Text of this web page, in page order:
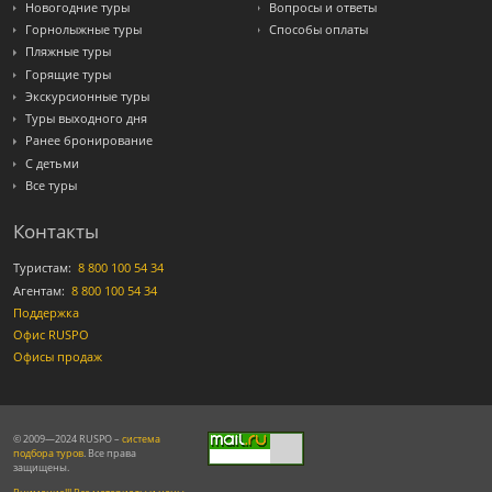
Новогодние туры
Горнолыжные туры
Пляжные туры
Горящие туры
Экскурсионные туры
Туры выходного дня
Ранее бронирование
С детьми
Все туры
Вопросы и ответы
Способы оплаты
Контакты
Туристам: 8 800 100 54 34
Агентам: 8 800 100 54 34
Поддержка
Офис RUSPO
Офисы продаж
© 2009—2024 RUSPO – система
подбора туров. Все права
защищены.